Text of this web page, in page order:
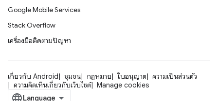
Google Mobile Services
Stack Overflow
เครื่องมือติดตามปัญหา
เกี่ยวกับ Android ชุมชน กฎหมาย ใบอนุญาต
ความเป็นส่วนตัว
ความคิดเห็นเกี่ยวกับเว็บไซต์
Manage cookies